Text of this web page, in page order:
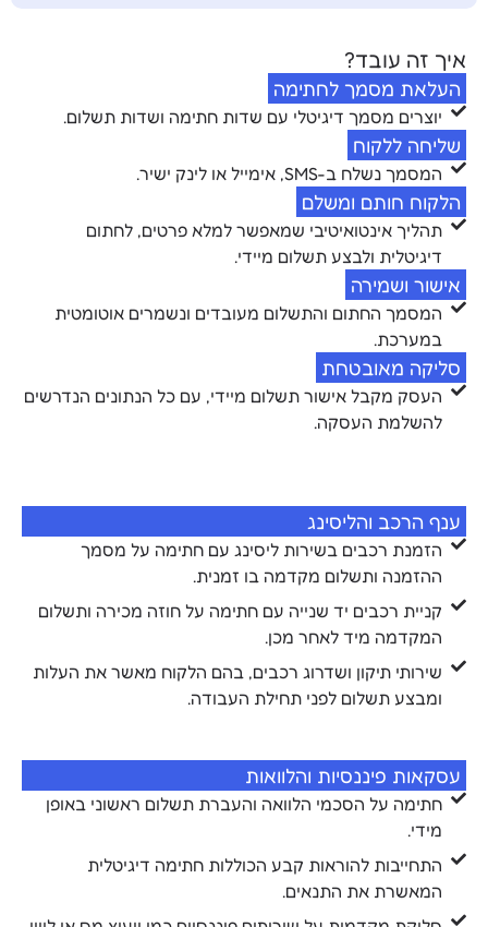
איך זה עובד?
העלאת מסמך לחתימה
יוצרים מסמך דיגיטלי עם שדות חתימה ושדות תשלום.
שליחה ללקוח
המסמך נשלח ב-SMS, אימייל או לינק ישיר.
הלקוח חותם ומשלם
תהליך אינטואיטיבי שמאפשר למלא פרטים, לחתום
דיגיטלית ולבצע תשלום מיידי.
אישור ושמירה
המסמך החתום והתשלום מעובדים ונשמרים אוטומטית
במערכת.
סליקה מאובטחת
העסק מקבל אישור תשלום מיידי, עם כל הנתונים הנדרשים
להשלמת העסקה.
עסקאות פיננסיות והלוואות
חתימה על הסכמי הלוואה והעברת תשלום ראשוני באופן
מידי.
התחייבות להוראות קבע הכוללות חתימה דיגיטלית
המאשרת את התנאים.
ענף הרכב והליסינג
הזמנת רכבים בשירות ליסינג עם חתימה על מסמך
ההזמנה ותשלום מקדמה בו זמנית.
קניית רכבים יד שנייה עם חתימה על חוזה מכירה ותשלום
המקדמה מיד לאחר מכן.
שירותי תיקון ושדרוג רכבים, בהם הלקוח מאשר את העלות
ומבצע תשלום לפני תחילת העבודה.